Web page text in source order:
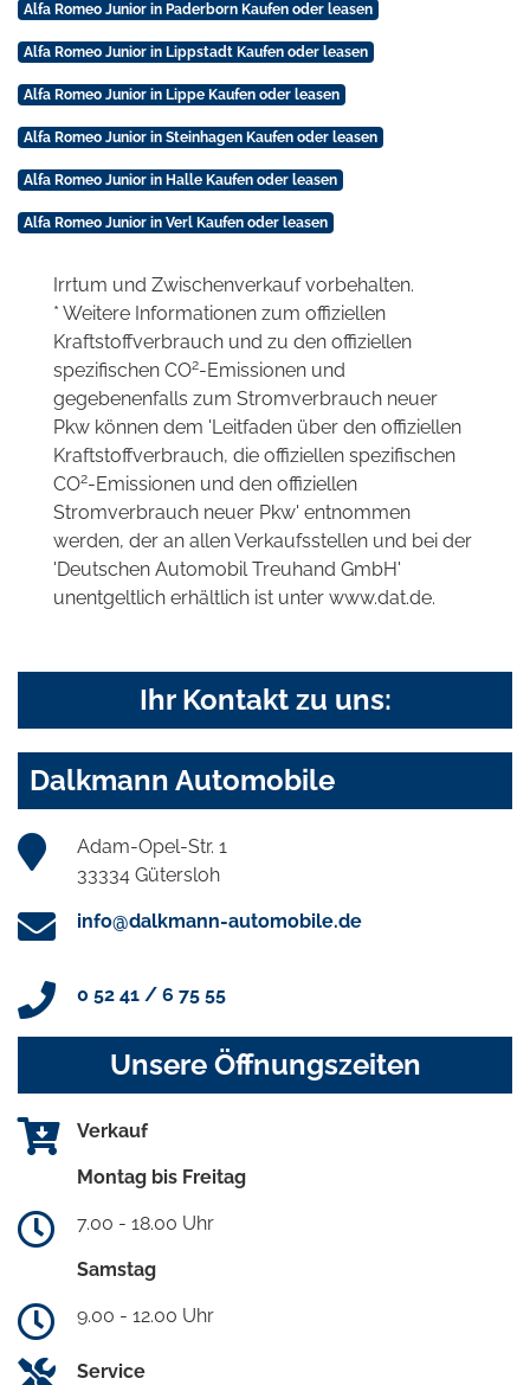
Alfa Romeo Junior in Paderborn Kaufen oder leasen
Alfa Romeo Junior in Lippstadt Kaufen oder leasen
Alfa Romeo Junior in Lippe Kaufen oder leasen
Alfa Romeo Junior in Steinhagen Kaufen oder leasen
Alfa Romeo Junior in Halle Kaufen oder leasen
Alfa Romeo Junior in Verl Kaufen oder leasen
Irrtum und Zwischenverkauf vorbehalten.
* Weitere Informationen zum offiziellen
Kraftstoffverbrauch und zu den offiziellen
spezifischen CO2-Emissionen und
gegebenenfalls zum Stromverbrauch neuer
Pkw können dem 'Leitfaden über den offiziellen
Kraftstoffverbrauch, die offiziellen spezifischen
CO2-Emissionen und den offiziellen
Stromverbrauch neuer Pkw' entnommen
werden, der an allen Verkaufsstellen und bei der
'Deutschen Automobil Treuhand GmbH'
unentgeltlich erhältlich ist unter www.dat.de.
Ihr Kontakt zu uns:
Dalkmann Automobile
Adam-Opel-Str. 1
33334 Gütersloh
info@dalkmann-automobile.de
0 52 41 / 6 75 55
Unsere Öffnungszeiten
Verkauf
Montag bis Freitag
7.00 - 18.00 Uhr
Samstag
9.00 - 12.00 Uhr
Service